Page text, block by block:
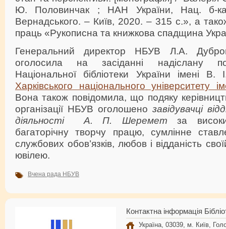
Ю. Половинчак ; НАН України, Нац. б-
Вернадського. – Київ, 2020. – 315 с.», а
праць «Рукописна та книжкова спадщина
Генеральний директор НБУВ Л.А.
оголосила на засіданні надіслану
Національної бібліотеки України імені В.
Харківського національного університету
Вона також повідомила, що подяку
організації НБУВ оголошено завідувачці
діяльності
А. П. Шеремет за
багаторічну творчу працю, сумлінне
службових обов’язків, любов і відданість
ювілею.
Вчена рада НБУВ
Контактна інформація
Україна, 03039, м. Київ,